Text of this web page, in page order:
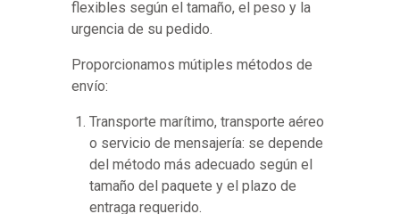
flexibles según el tamaño, el peso y la
urgencia de su pedido.
Proporcionamos mútiples métodos de
envío:
Transporte marítimo, transporte aéreo
o servicio de mensajería: se depende
del método más adecuado según el
tamaño del paquete y el plazo de
entraga requerido.